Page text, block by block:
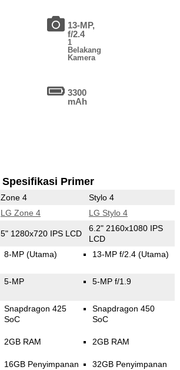
13-MP,
f/2.4
1
Belakang
Kamera
3300
mAh
Spesifikasi Primer
Zone 4 Stylo 4
LG Zone 4 LG Stylo 4
5" 1280x720 IPS LCD
6.2" 2160x1080 IPS
LCD
8-MP (Utama) 13-MP f/2.4 (Utama)
5-MP 5-MP f/1.9
Snapdragon 425
SoC
2GB RAM
16GB Penyimpanan
Snapdragon 450
SoC
2GB RAM
32GB Penyimpanan